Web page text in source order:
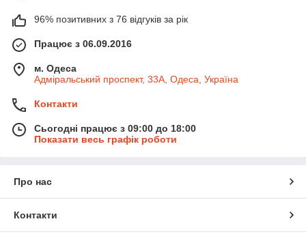
96% позитивних з 76 відгуків за рік
Працює з 06.09.2016
м. Одеса
Адміральський проспект, 33А, Одеса, Україна
Контакти
Сьогодні працює з 09:00 до 18:00
Показати весь графік роботи
Про нас
Контакти